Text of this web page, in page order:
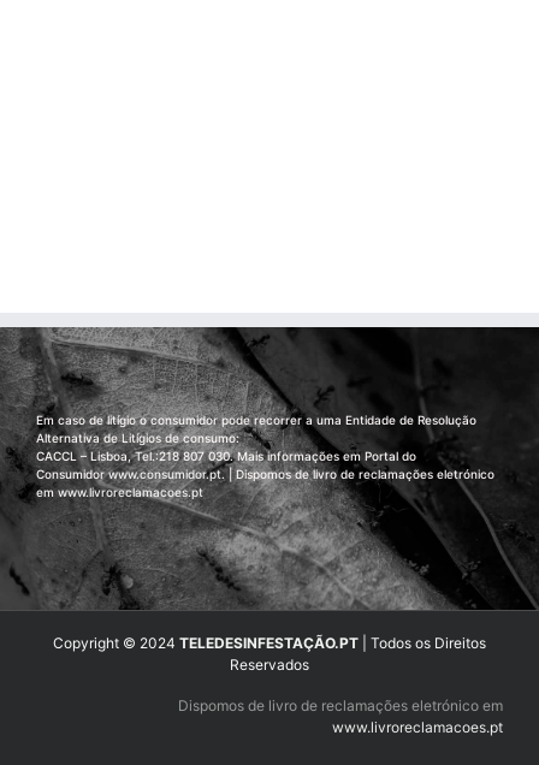
Em caso de litígio o consumidor pode recorrer a uma Entidade de Resolução
Alternativa de Litígios de consumo:
CACCL – Lisboa, Tel.:218 807 030. Mais informações em Portal do
Consumidorwww.consumidor.pt. | Dispomos de livro de reclamações eletrónico
emwww.livroreclamacoes.pt
Copyright © 2024 TELEDESINFESTAÇÃO.PT | Todos os Direitos
Reservados
Dispomos de livro de reclamações eletrónico em
www.livroreclamacoes.pt